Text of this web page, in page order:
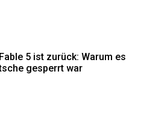
5 ist zurück: Warum es
gesperrt war